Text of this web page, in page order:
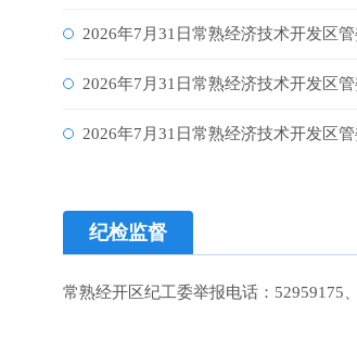
2026年7月31日常熟经济技术开发区
2026年7月31日常熟经济技术开发区
2026年7月31日常熟经济技术开发区
纪检监督
常熟经开区纪工委举报电话： 52959175